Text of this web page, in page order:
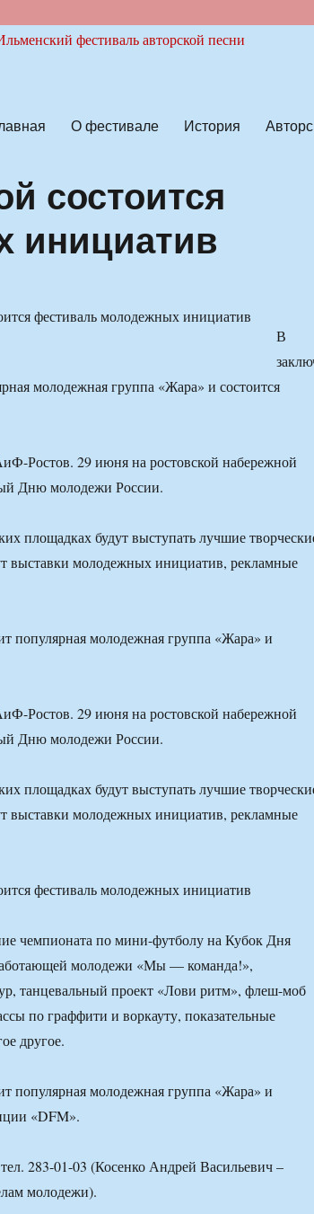
О фестивале История
состоится
инициатив
В
молодежная группа «Жара» и состоится
Ростов. 29 июня на ростовской набережной
Дню молодежи России.
площадках будут выступать лучшие
выставки молодежных инициатив, рекламные
популярная молодежная группа «Жара» и
Ростов. 29 июня на ростовской набережной
Дню молодежи России.
площадках будут выступать лучшие
выставки молодежных инициатив, рекламные
чемпионата по мини-футболу на Кубок Дня
молодежи «Мы — команда!»,
танцевальный проект «Лови ритм», флеш-моб
по граффити и воркауту, показательные
другое.
популярная молодежная группа «Жара» и
«DFM».
283-01-03 (Косенко Андрей Васильевич –
молодежи).